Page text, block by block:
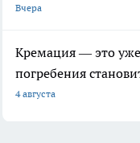
Вчера
Кремация — это
погребения
4 августа